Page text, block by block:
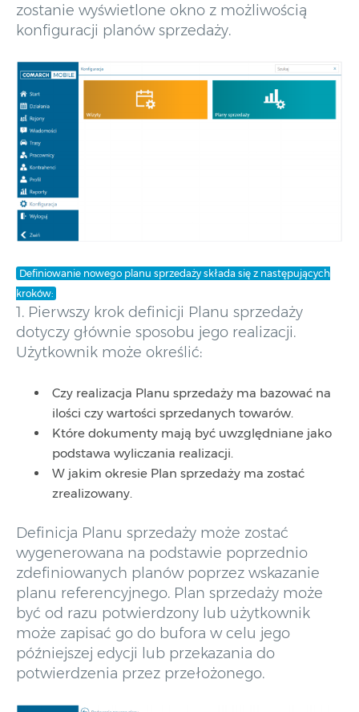
zostanie wyświetlone okno z możliwością
konfiguracji planów sprzedaży.
Definiowanie nowego planu sprzedaży składa się z następujących
kroków:
1. Pierwszy krok definicji Planu sprzedaży
dotyczy głównie sposobu jego realizacji.
Użytkownik może określić:
Czy realizacja Planu sprzedaży ma bazować na
ilości czy wartości sprzedanych towarów.
Które dokumenty mają być uwzględniane jako
podstawa wyliczania realizacji.
W jakim okresie Plan sprzedaży ma zostać
zrealizowany.
Definicja Planu sprzedaży może zostać
wygenerowana na podstawie poprzednio
zdefiniowanych planów poprzez wskazanie
planu referencyjnego. Plan sprzedaży może
być od razu potwierdzony lub użytkownik
może zapisać go do bufora w celu jego
późniejszej edycji lub przekazania do
potwierdzenia przez przełożonego.